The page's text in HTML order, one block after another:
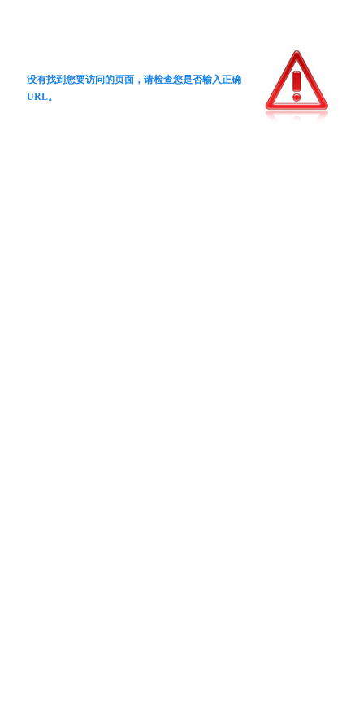
没有找到您要访问的页面，请检查您是否输入正确
URL。